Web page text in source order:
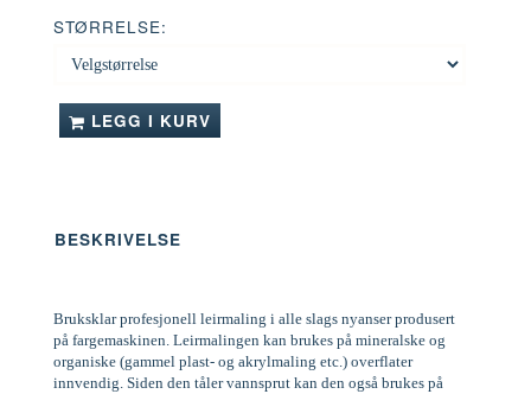
STØRRELSE:
LEGG I KURV
BESKRIVELSE
Bruksklar profesjonell leirmaling i alle slags nyanser produsert
på fargemaskinen. Leirmalingen kan brukes på mineralske og
organiske (gammel plast- og akrylmaling etc.) overflater
innvendig. Siden den tåler vannsprut kan den også brukes på